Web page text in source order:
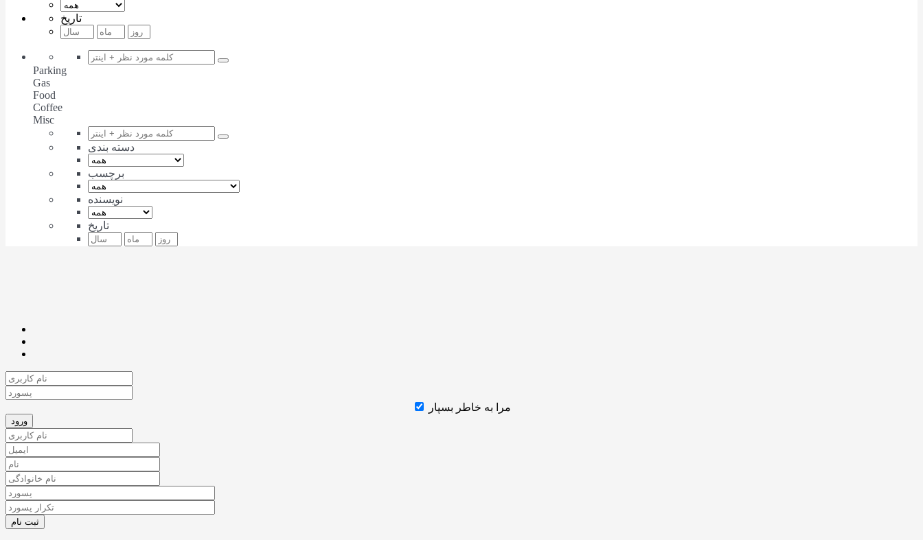
تاریخ
Parking
Gas
Food
Coffee
Misc
دسته بندی
برچسب
نویسنده
تاریخ
مرا به خاطر بسپار